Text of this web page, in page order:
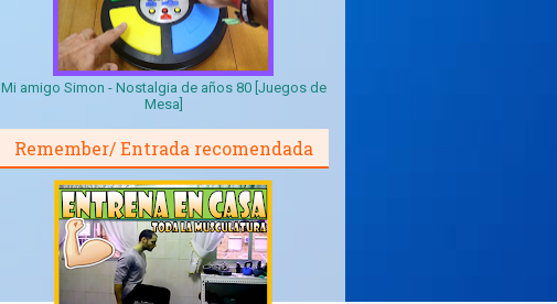
Mi amigo Simon - Nostalgia de años 80 [Juegos de
Mesa]
Remember/ Entrada recomendada